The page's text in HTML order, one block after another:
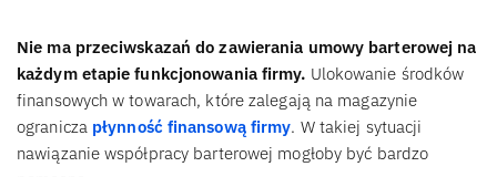
Nie ma przeciwskazań do zawierania umowy barterowej na
każdym etapie funkcjonowania firmy. Ulokowanie środków
finansowych w towarach, które zalegają na magazynie
ogranicza płynność finansową firmy. W takiej sytuacji
nawiązanie współpracy barterowej mogłoby być bardzo